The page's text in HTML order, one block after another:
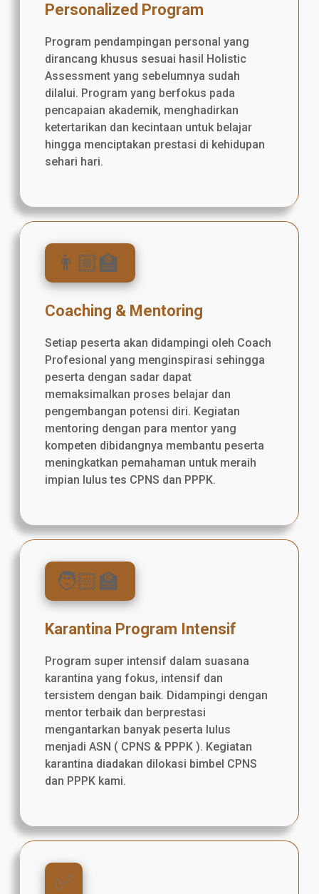
Personalized Program
Program pendampingan personal yang
dirancang khusus sesuai hasil Holistic
Assessment yang sebelumnya sudah
dilalui. Program yang berfokus pada
pencapaian akademik, menghadirkan
ketertarikan dan kecintaan untuk belajar
hingga menciptakan prestasi di kehidupan
sehari hari.
👨🏼‍🏫
Coaching & Mentoring
Setiap peserta akan didampingi oleh Coach
Profesional yang menginspirasi sehingga
peserta dengan sadar dapat
memaksimalkan proses belajar dan
pengembangan potensi diri. Kegiatan
mentoring dengan para mentor yang
kompeten dibidangnya membantu peserta
meningkatkan pemahaman untuk meraih
impian lulus tes CPNS dan PPPK.
🧑🏻‍🏫
Karantina Program Intensif
Program super intensif dalam suasana
karantina yang fokus, intensif dan
tersistem dengan baik. Didampingi dengan
mentor terbaik dan berprestasi
mengantarkan banyak peserta lulus
menjadi ASN ( CPNS & PPPK ). Kegiatan
karantina diadakan dilokasi bimbel CPNS
dan PPPK kami.
✅️